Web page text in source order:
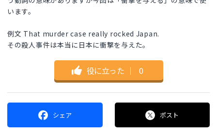
います。
例文 That murder case really rocked Japan.
その殺人事件は本当に日本に衝撃を与えた。
役に立った ｜ 0
シェア ポスト